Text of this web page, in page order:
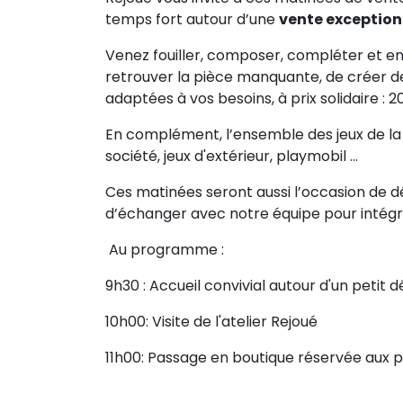
temps fort autour d’unevente
Venez fouiller, composer, compléter et
retrouver la pièce manquante, de créer
adaptées à vos besoins, à prix solidaire :
En complément, l’ensemble des jeux de
société, jeux d'extérieur, playmobil ...
Ces matinées seront aussi l’occasion
d’échanger avec notre équipe pour
Au programme :
9h30 : Accueil convivial autour d'un petit
10h00: Visite de l'atelier Rejoué
11h00: Passage en boutique réservée aux